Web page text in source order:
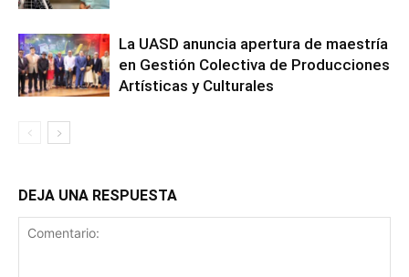
La UASD anuncia apertura de maestría
en Gestión Colectiva de Producciones
Artísticas y Culturales
DEJA UNA RESPUESTA